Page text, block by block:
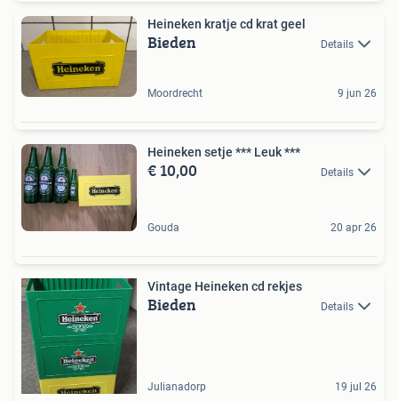
Heineken kratje cd krat geel
Bieden Details
Moordrecht 9 jun 26
Heineken setje *** Leuk ***
€ 10,00 Details
Gouda 20 apr 26
Vintage Heineken cd rekjes
Bieden Details
Julianadorp 19 jul 26